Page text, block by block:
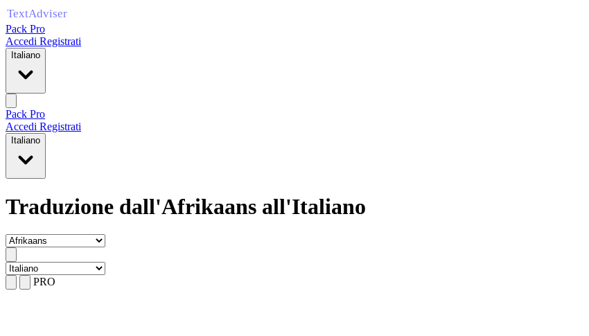
Pack Pro
Accedi Registrati
Italiano
Pack Pro
Accedi Registrati
Italiano
Traduzione dall'Afrikaans all'Italiano
PRO